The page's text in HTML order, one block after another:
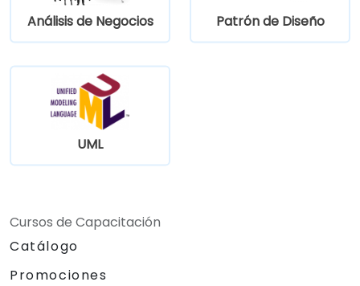
Análisis de Negocios Patrón de Diseño
UML
Cursos de Capacitación
Catálogo
Promociones